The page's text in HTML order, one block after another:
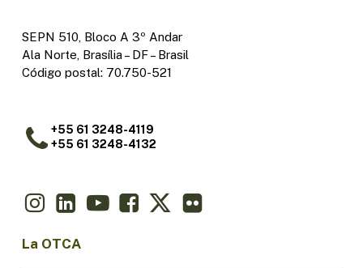
SEPN 510, Bloco A 3º Andar
Ala Norte, Brasília – DF – Brasil
Código postal: 70.750-521
+55 61 3248-4119
+55 61 3248-4132
La OTCA